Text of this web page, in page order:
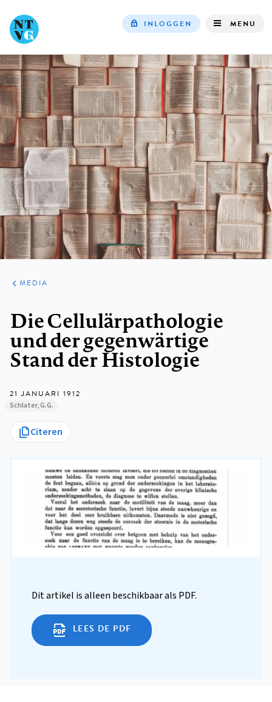
navigation
INLOGGEN MENU
ARTIKELEN
VARIA
MEDIA
Die Cellulärpathologie
und der gegenwärtige
Stand der Histologie
21 JANUARI 1912
Schlater, G.G.
Citeren
Dit artikel is alleen beschikbaar als PDF.
LEES DE PDF